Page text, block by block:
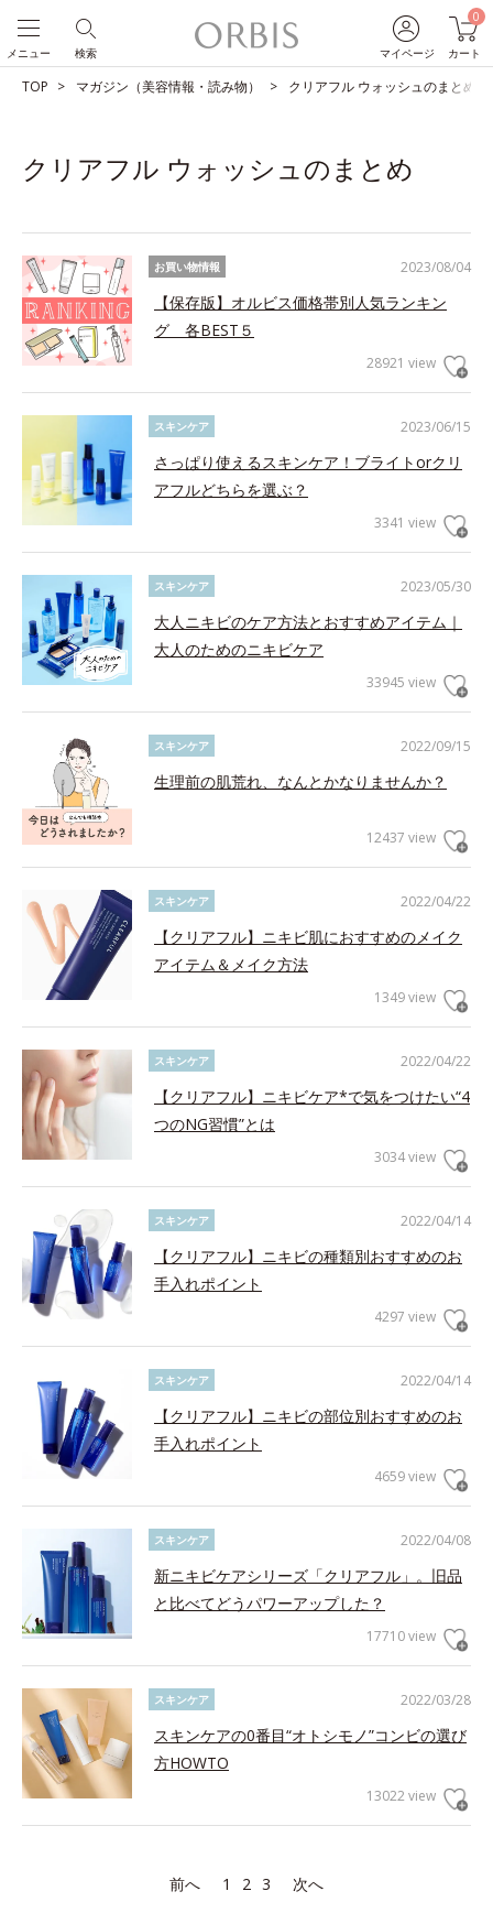
マイページ
0
カート
検索
メニュー
TOP マガジン（美容情報・読み物） クリアフル ウォッシュのまとめ
クリアフル ウォッシュのまとめ
2023/08/04
お買い物情報
【保存版】オルビス価格帯別人気ランキン
グ 各BEST５
28921 view
2023/06/15
スキンケア
さっぱり使えるスキンケア！ブライトorクリ
アフルどちらを選ぶ？
3341 view
2023/05/30
スキンケア
大人ニキビのケア方法とおすすめアイテム｜
大人のためのニキビケア
33945 view
2022/09/15
スキンケア
生理前の肌荒れ、なんとかなりませんか？
12437 view
2022/04/22
スキンケア
【クリアフル】ニキビ肌におすすめのメイク
アイテム＆メイク方法
1349 view
2022/04/22
スキンケア
【クリアフル】ニキビケア*で気をつけたい“4
つのNG習慣”とは
3034 view
2022/04/14
スキンケア
【クリアフル】ニキビの種類別おすすめのお
手入れポイント
4297 view
2022/04/14
スキンケア
【クリアフル】ニキビの部位別おすすめのお
手入れポイント
4659 view
2022/04/08
スキンケア
新ニキビケアシリーズ「クリアフル」。旧品
と比べてどうパワーアップした？
17710 view
2022/03/28
スキンケア
スキンケアの0番目“オトシモノ”コンビの選び
方HOWTO
13022 view
前へ 1 2 3 次へ